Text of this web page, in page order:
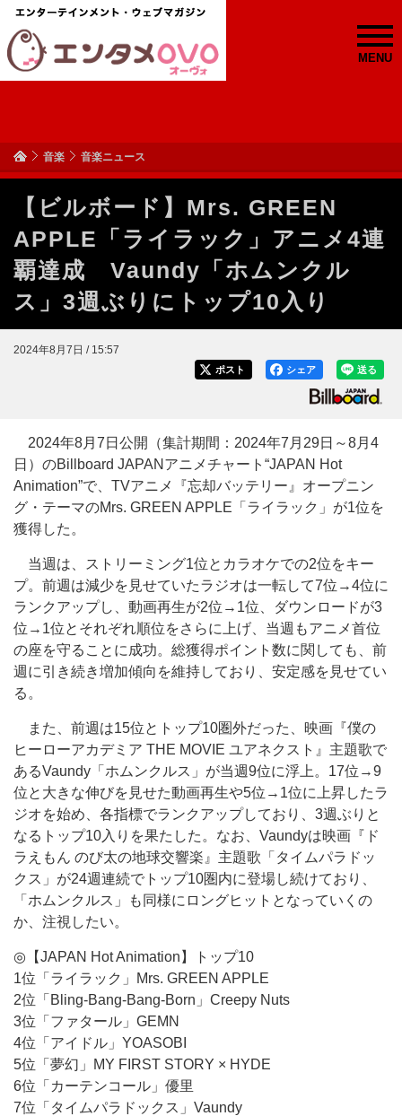
MENU
音楽 音楽ニュース
【ビルボード】Mrs. GREEN
APPLE「ライラック」アニメ4連
覇達成 Vaundy「ホムンクル
ス」3週ぶりにトップ10入り
2024年8月7日 / 15:57
送る
シェア
ポスト
2024年8月7日公開（集計期間：2024年7月29日～8月4
日）のBillboard JAPANアニメチャート“JAPAN Hot
Animation”で、TVアニメ『忘却バッテリー』オープニン
グ・テーマのMrs. GREEN APPLE「ライラック」が1位を
獲得した。
当週は、ストリーミング1位とカラオケでの2位をキー
プ。前週は減少を見せていたラジオは一転して7位→4位に
ランクアップし、動画再生が2位→1位、ダウンロードが3
位→1位とそれぞれ順位をさらに上げ、当週もアニメ首位
の座を守ることに成功。総獲得ポイント数に関しても、前
週に引き続き増加傾向を維持しており、安定感を見せてい
る。
また、前週は15位とトップ10圏外だった、映画『僕の
ヒーローアカデミア THE MOVIE ユアネクスト』主題歌で
あるVaundy「ホムンクルス」が当週9位に浮上。17位→9
位と大きな伸びを見せた動画再生や5位→1位に上昇したラ
ジオを始め、各指標でランクアップしており、3週ぶりと
なるトップ10入りを果たした。なお、Vaundyは映画『ド
ラえもん のび太の地球交響楽』主題歌「タイムパラドッ
クス」が24週連続でトップ10圏内に登場し続けており、
「ホムンクルス」も同様にロングヒットとなっていくの
か、注視したい。
◎【JAPAN Hot Animation】トップ10
1位「ライラック」Mrs. GREEN APPLE
2位「Bling-Bang-Bang-Born」Creepy Nuts
3位「ファタール」GEMN
4位「アイドル」YOASOBI
5位「夢幻」MY FIRST STORY × HYDE
6位「カーテンコール」優里
7位「タイムパラドックス」Vaundy